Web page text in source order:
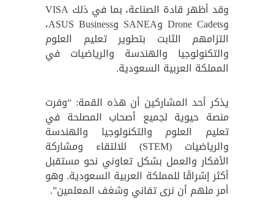
وقد أظهر قادة الصناعة، بما في ذلك VISA
وDrone Cadets وSANEA وASUS Business،
التزامهم الثابت بتطوير تعليم العلوم
والتكنولوجيا والهندسة والرياضيات في
المملكة العربية السعودية.
يذكر أحد المشاركين أن هذه القمة: “وفرت
منصة حيوية لجميع أصحاب المصلحة في
تعليم العلوم والتكنولوجيا والهندسة
والرياضيات (STEM) للالتقاء ومشاركة
الأفكار والعمل بشكل تعاوني نحو مستقبل
أكثر إشراقًا للمملكة العربية السعودية. وهو
أمر ملهم أن نرى تفاني وشغف المعلمين”.